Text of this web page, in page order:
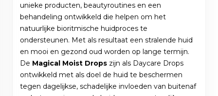
unieke producten, beautyroutines en een
behandeling ontwikkeld die helpen om het
natuurlijke bioritmische huidproces te
ondersteunen. Met als resultaat een stralende huid
en mooi en gezond oud worden op lange termijn.
De Magical Moist Drops zijn als Daycare Drops
ontwikkeld met als doel de huid te beschermen
tegen dagelijkse, schadelijke invloeden van buitenaf